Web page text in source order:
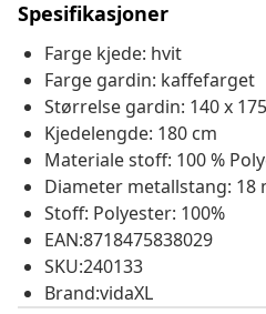
Spesifikasjoner
Farge kjede: hvit
Farge gardin: kaffefarget
Størrelse gardin: 140 x
Kjedelengde: 180 cm
Materiale stoff: 100 %
Diameter metallstang: 18
Stoff: Polyester: 100%
EAN:8718475838029
SKU:240133
Brand:vidaXL